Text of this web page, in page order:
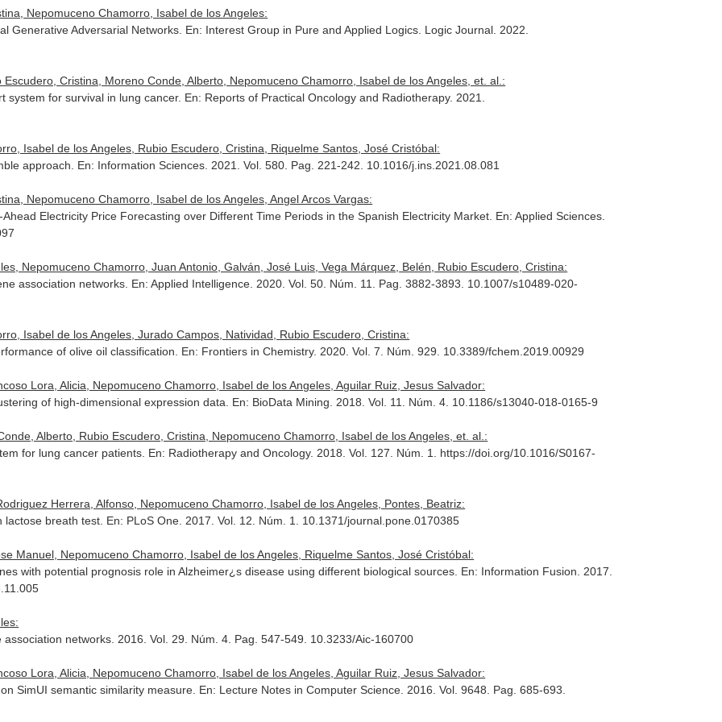
Nepomuceno Chamorro, Isabel de los Angeles:
Generative Adversarial Networks. En: Interest Group in Pure and Applied Logics. Logic Journal . 2022.
Cristina, Moreno Conde, Alberto, Nepomuceno Chamorro, Isabel de los Angeles, et. al.:
system for survival in lung cancer. En: Reports of Practical Oncology and Radiotherapy. 2021.
Isabel de los Angeles, Rubio Escudero, Cristina, Riquelme Santos, José Cristóbal:
approach. En: Information Sciences . 2021. Vol. 580. Pag. 221-242. 10.1016/j.ins.2021.08.081
Nepomuceno Chamorro, Isabel de los Angeles, Angel Arcos Vargas:
Electricity Price Forecasting over Different Time Periods in the Spanish Electricity Market. En: Applied Sciences
Nepomuceno Chamorro, Juan Antonio, Galván, José Luis, Vega Márquez, Belén, Rubio Escudero, Cristina:
association networks. En: Applied Intelligence . 2020. Vol. 50. Núm. 11. Pag. 3882-3893. 10.1007/s10489-020-
Isabel de los Angeles, Jurado Campos, Natividad, Rubio Escudero, Cristina:
of olive oil classification. En: Frontiers in Chemistry. 2020. Vol. 7. Núm. 929. 10.3389/fchem.2019.00929
Lora, Alicia, Nepomuceno Chamorro, Isabel de los Angeles, Aguilar Ruiz, Jesus Salvador:
of high-dimensional expression data. En: BioData Mining . 2018. Vol. 11. Núm. 4. 10.1186/s13040-018-0165-9
Alberto, Rubio Escudero, Cristina, Nepomuceno Chamorro, Isabel de los Angeles, et. al.:
for lung cancer patients. En: Radiotherapy and Oncology. 2018. Vol. 127. Núm. 1. https://doi.org/10.1016/S0167-
Herrera, Alfonso, Nepomuceno Chamorro, Isabel de los Angeles, Pontes, Beatriz:
breath test. En: PLoS One . 2017. Vol. 12. Núm. 1. 10.1371/journal.pone.0170385
Manuel, Nepomuceno Chamorro, Isabel de los Angeles, Riquelme Santos, José Cristóbal:
with potential prognosis role in Alzheimer¿s disease using different biological sources. En: Information Fusion . 2017.
networks. 2016. Vol. 29. Núm. 4. Pag. 547-549. 10.3233/Aic-160700
Lora, Alicia, Nepomuceno Chamorro, Isabel de los Angeles, Aguilar Ruiz, Jesus Salvador:
SimUI semantic similarity measure. En: Lecture Notes in Computer Science . 2016. Vol. 9648. Pag. 685-693.